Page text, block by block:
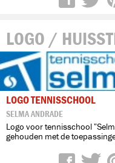
LOGO /
LOGO TENNISSCHOOL
SELMA ANDRADE
Logo voor tennisschool
gehouden met de